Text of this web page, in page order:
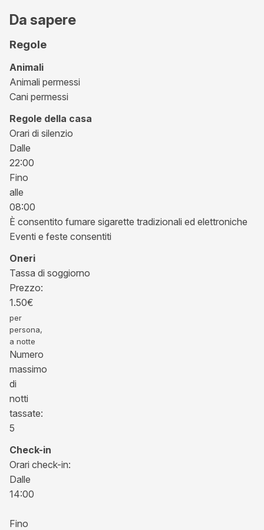
Da sapere
Regole
Animali
Animali permessi
Cani permessi
Regole della casa
Orari di silenzio
Dalle
22:00
Fino
alle
08:00
È consentito fumare sigarette tradizionali ed elettroniche
Eventi e feste consentiti
Oneri
Tassa di soggiorno
Prezzo:
1.50€
per
persona,
a notte
Numero
massimo
di
notti
tassate:
5
Check-in
Orari check-in:
Dalle
14:00
Fino